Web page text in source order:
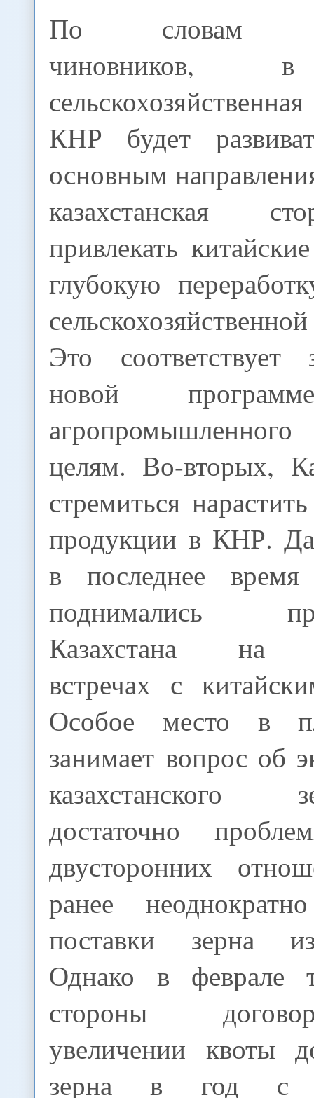
По словам
чиновников,
КНР будет
основным
казахстанская
привлекать
глубокую
Это соответствует
новой
целям. Во-вторых,
стремиться
продукции в КНР.
в последнее время
поднимались
Казахстана на
встречах с
Особое место в
занимает вопрос об
достаточно
двусторонних
ранее
поставки зерна
Однако в феврале
стороны
увеличении квоты
зерна в год с